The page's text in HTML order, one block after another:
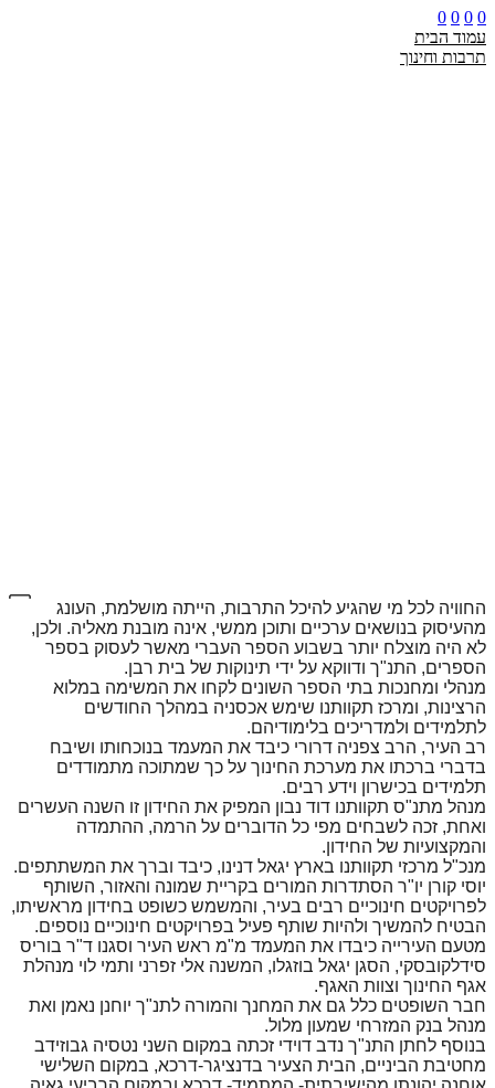
0
0
0
0
עמוד הבית
תרבות וחינוך
החוויה לכל מי שהגיע להיכל התרבות, הייתה מושלמת, העונג
מהעיסוק בנושאים ערכיים ותוכן ממשי, אינה מובנת מאליה. ולכן,
לא היה מוצלח יותר בשבוע הספר העברי מאשר לעסוק בספר
הספרים, התנ"ך ודווקא על ידי תינוקות של בית רבן.
מנהלי ומחנכות בתי הספר השונים לקחו את המשימה במלוא
הרצינות, ומרכז תקוותנו שימש אכסניה במהלך החודשים
לתלמידים ולמדריכים בלימודיהם.
רב העיר, הרב צפניה דרורי כיבד את המעמד בנוכחותו ושיבח
בדברי ברכתו את מערכת החינוך על כך שמתוכה מתמודדים
תלמידים בכישרון וידע רבים.
מנהל מתנ"ס תקוותנו דוד נבון המפיק את החידון זו השנה העשרים
ואחת, זכה לשבחים מפי כל הדוברים על הרמה, ההתמדה
והמקצועיות של החידון.
מנכ"ל מרכזי תקוותנו בארץ יגאל דנינו, כיבד וברך את המשתתפים.
יוסי קורן יו"ר הסתדרות המורים בקריית שמונה והאזור, השותף
לפרויקטים חינוכיים רבים בעיר, והמשמש כשופט בחידון מראשיתו,
הבטיח להמשיך ולהיות שותף פעיל בפרויקטים חינוכיים נוספים.
מטעם העירייה כיבדו את המעמד מ"מ ראש העיר וסגנו ד"ר בוריס
סידלקובסקי, הסגן יגאל בוזגלו, המשנה אלי זפרני ותמי לוי מנהלת
אגף החינוך וצוות האגף.
חבר השופטים כלל גם את המחנך והמורה לתנ"ך יוחנן נאמן ואת
מנהל בנק המזרחי שמעון מלול.
בנוסף לחתן התנ"ך נדב דוידי זכתה במקום השני נטסיה גבוזידב
מחטיבת הביניים, הבית הצעיר בדנציגר-דרכא, במקום השלישי